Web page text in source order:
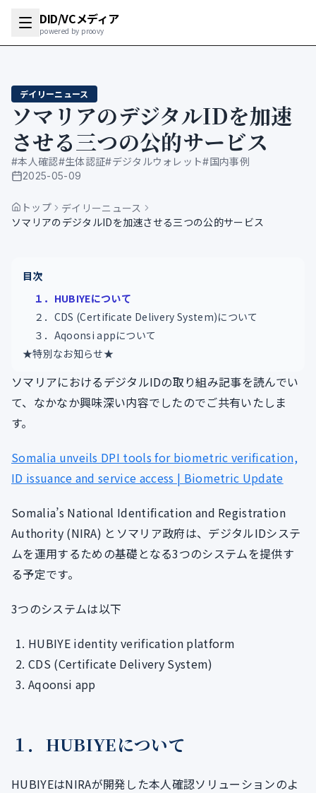
DID/VCメディア
powered by proovy
デイリーニュース
ソマリアのデジタルIDを加速
させる三つの公的サービス
#本人確認#生体認証#デジタルウォレット#国内事例
公開日
2025-05-09
トップ
デイリーニュース
ソマリアのデジタルIDを加速させる三つの公的サービス
目次
１．HUBIYEについて
２．CDS (Certificate Delivery System)について
３．Aqoonsi appについて
★特別なお知らせ★
ソマリアにおけるデジタルIDの取り組み記事を読んでい
て、なかなか興味深い内容でしたのでご共有いたしま
す。
Somalia unveils DPI tools for biometric verification,
ID issuance and service access | Biometric Update
Somalia’s National Identification and Registration
Authority (NIRA) とソマリア政府は、デジタルIDシステ
ムを運用するための基礎となる3つのシステムを提供す
る予定です。
3つのシステムは以下
HUBIYE identity verification platform
CDS (Certificate Delivery System)
Aqoonsi app
１．HUBIYEについて
HUBIYEはNIRAが開発した本人確認ソリューションのよ